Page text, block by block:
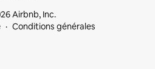
Airbnb, Inc.
Conditions générales